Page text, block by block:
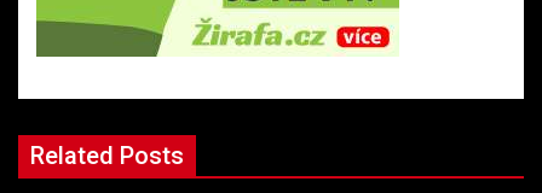
Related Posts